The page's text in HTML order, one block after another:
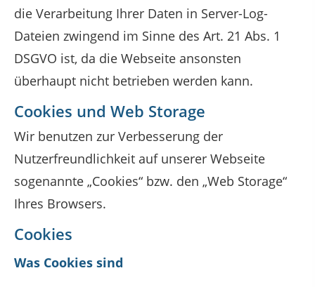
die Verarbeitung Ihrer Daten in Server-Log-
Dateien zwingend im Sinne des Art. 21 Abs. 1
DSGVO ist, da die Webseite ansonsten
überhaupt nicht betrieben werden kann.
Cookies und Web Storage
Wir benutzen zur Verbesserung der
Nutzerfreundlichkeit auf unserer Webseite
sogenannte „Cookies“ bzw. den „Web Storage“
Ihres Browsers.
Cookies
Was Cookies sind